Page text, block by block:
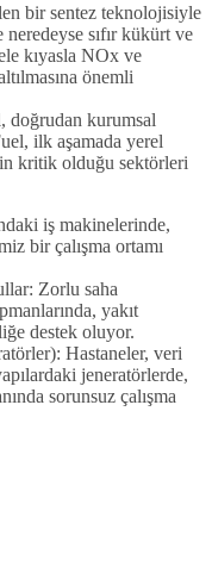
bir sentez teknolojisiyle
sıfır kükürt ve
kıyasla NOx ve
önemli
doğrudan kurumsal
ilk aşamada yerel
kritik olduğu sektörleri
iş makinelerinde,
bir çalışma ortamı
Zorlu saha
yakıt
destek oluyor.
Hastaneler, veri
jeneratörlerde,
sorunsuz çalışma